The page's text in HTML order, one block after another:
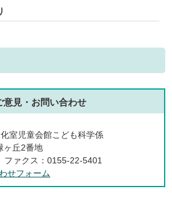
意見・お問い合わせ
室児童会館こども科学係
丘2番地
ァクス：0155-22-5401
せフォーム